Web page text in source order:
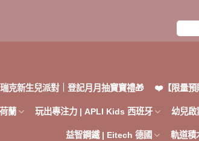
瑞克新生兒派對｜登記月月抽寶寶禮🎁 ❤️【限量預
蘭 玩出專注力 | APLI Kids 西班牙 幼兒
益智鋼鐵 | Eitech 德國 軌道積